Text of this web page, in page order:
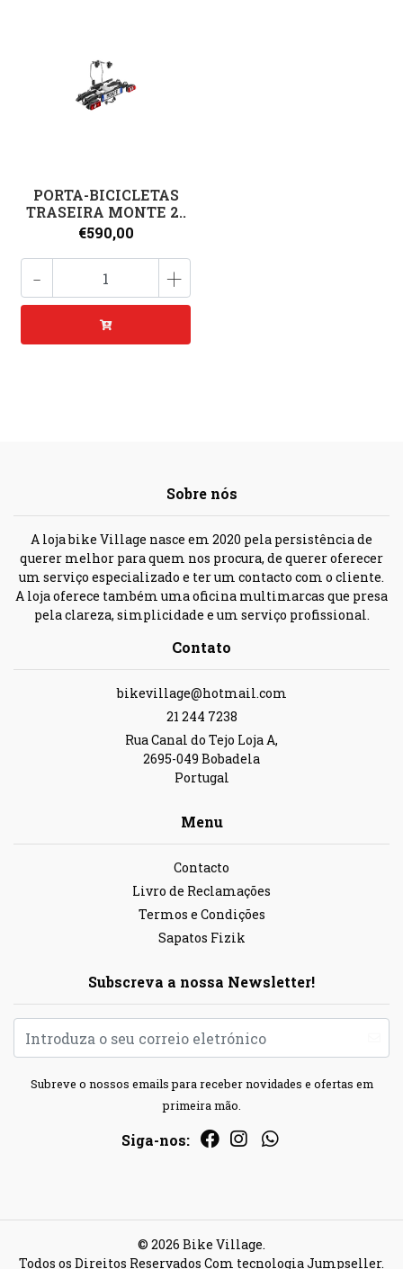
PORTA-BICICLETAS
TRASEIRA MONTE 2..
€590,00
- +
Sobre nós
A loja bike Village nasce em 2020 pela persistência de
querer melhor para quem nos procura, de querer oferecer
um serviço especializado e ter um contacto com o cliente.
A loja oferece também uma oficina multimarcas que presa
pela clareza, simplicidade e um serviço profissional.
Contato
bikevillage@hotmail.com
21 244 7238
Rua Canal do Tejo Loja A,
2695-049 Bobadela
Portugal
Menu
Contacto
Livro de Reclamações
Termos e Condições
Sapatos Fizik
Subscreva a nossa Newsletter!
Subreve o nossos emails para receber novidades e ofertas em
primeira mão.
Siga-nos:
© 2026 Bike Village.
Todos os Direitos Reservados Com tecnologia Jumpseller.